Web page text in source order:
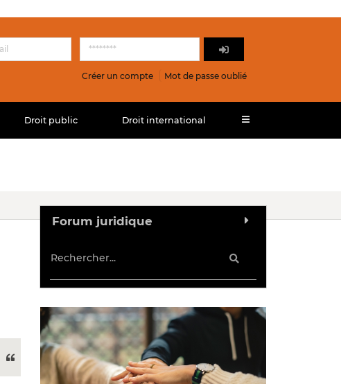
Créer un compte Mot de passe oublié
Droit public Droit international
Forum juridique